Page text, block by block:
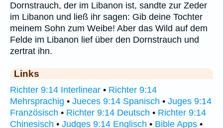
Dornstrauch, der im Libanon ist, sandte zur Zeder
im Libanon und ließ ihr sagen: Gib deine Tochter
meinem Sohn zum Weibe! Aber das Wild auf dem
Felde im Libanon lief über den Dornstrauch und
zertrat ihn.
Links
Richter 9:14 Interlinear • Richter 9:14
Mehrsprachig • Jueces 9:14 Spanisch • Juges 9:14
Französisch • Richter 9:14 Deutsch • Richter 9:14
Chinesisch • Judges 9:14 Englisch • Bible Apps •